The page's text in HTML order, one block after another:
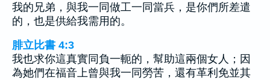
我的兄弟，與我一同做工一同當兵，是你們所差遣
的，也是供給我需用的。
腓立比書 4:3
我也求你這真實同負一軛的，幫助這兩個女人；因
為她們在福音上曾與我一同勞苦，還有革利免並其